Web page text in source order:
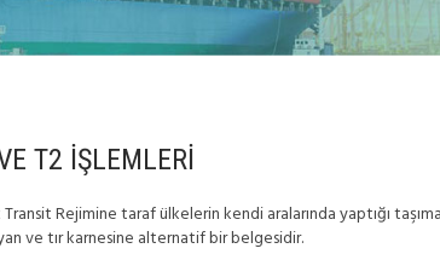
T2 İŞLEMLERI
Rejimine taraf ülkelerin kendi aralarında yaptığı
ve tır karnesine alternatif bir belgesidir.